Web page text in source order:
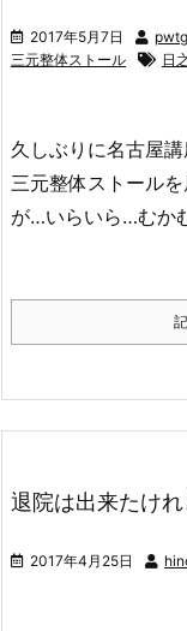
2017年5月7日
三元整体ストール
日
久しぶりに名古屋
三元整体ストール
が…いらいら…むか
退院は出来たけれ
2017年4月25日